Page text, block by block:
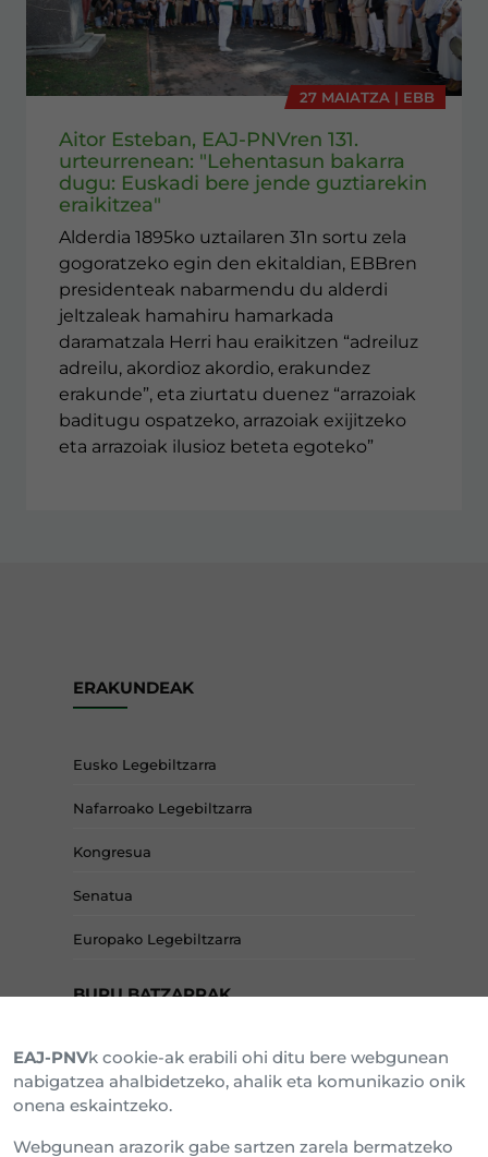
27 MAIATZA | EBB
Aitor Esteban, EAJ-PNVren 131.
urteurrenean: "Lehentasun bakarra
dugu: Euskadi bere jende guztiarekin
eraikitzea"
Alderdia 1895ko uztailaren 31n sortu zela
gogoratzeko egin den ekitaldian, EBBren
presidenteak nabarmendu du alderdi
jeltzaleak hamahiru hamarkada
daramatzala Herri hau eraikitzen “adreiluz
adreilu, akordioz akordio, erakundez
erakunde”, eta ziurtatu duenez “arrazoiak
baditugu ospatzeko, arrazoiak exijitzeko
eta arrazoiak ilusioz beteta egoteko”
ERAKUNDEAK
Eusko Legebiltzarra
Nafarroako Legebiltzarra
Kongresua
Senatua
Europako Legebiltzarra
BURU BATZARRAK
Araba Buru Batzar
Bizkai Buru Batzar
EAJ-PNVk cookie-ak erabili ohi ditu bere webgunean
nabigatzea ahalbidetzeko, ahalik eta komunikazio onik
onena eskaintzeko.
Webgunean arazorik gabe sartzen zarela bermatzeko